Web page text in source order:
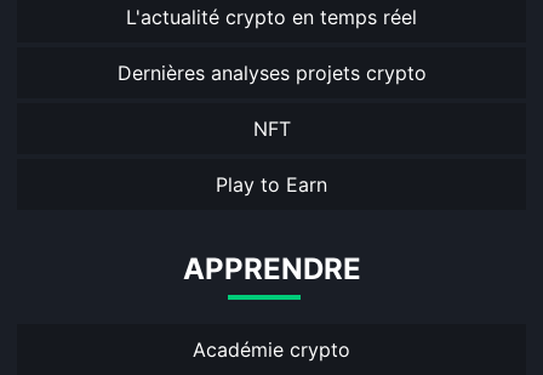
L'actualité crypto en temps réel
Dernières analyses projets crypto
NFT
Play to Earn
APPRENDRE
Académie crypto